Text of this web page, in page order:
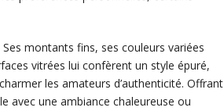
Ses montants fins, ses couleurs variées
vitrées lui confèrent un style épuré,
les amateurs d’authenticité. Offrant
avec une ambiance chaleureuse ou